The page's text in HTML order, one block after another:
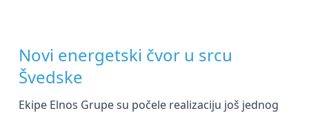
Novi energetski čvor u srcu
Švedske
Ekipe Elnos Grupe su počele realizaciju još jednog